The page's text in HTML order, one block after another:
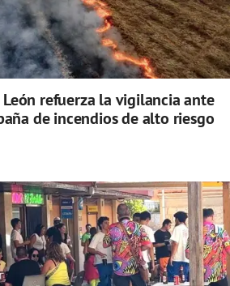
refuerza la vigilancia ante
de incendios de alto riesgo